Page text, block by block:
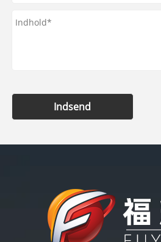
Indsend